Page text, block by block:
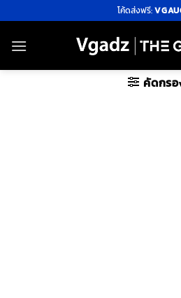
ไป
ยัง
โค้ดส่งฟรี:
คัดกรอ